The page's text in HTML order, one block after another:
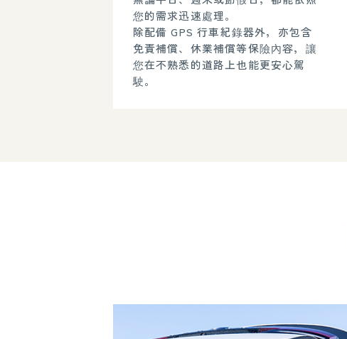
您的需求迅速處理。
除配備 GPS 行車紀錄器外，亦包含
免責補償、休業補償等保險內容，讓
您在不熟悉的道路上也能更安心駕
駛。